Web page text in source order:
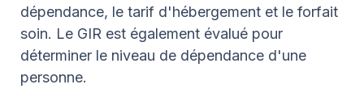
dépendance, le tarif d'hébergement et le forfait
soin. Le GIR est également évalué pour
déterminer le niveau de dépendance d'une
personne.